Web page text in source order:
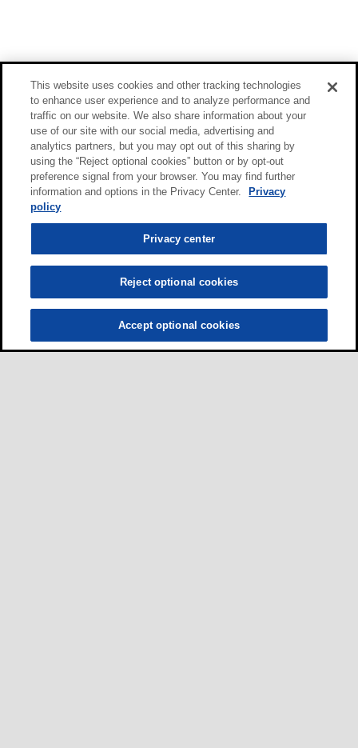
This website uses cookies and other tracking technologies
to enhance user experience and to analyze performance and
traffic on our website. We also share information about your
use of our site with our social media, advertising and
analytics partners, but you may opt out of this sharing by
using the “Reject optional cookies” button or by opt-out
preference signal from your browser. You may find further
information and options in the Privacy Center.
Privacy
policy
Privacy center
Reject optional cookies
Accept optional cookies